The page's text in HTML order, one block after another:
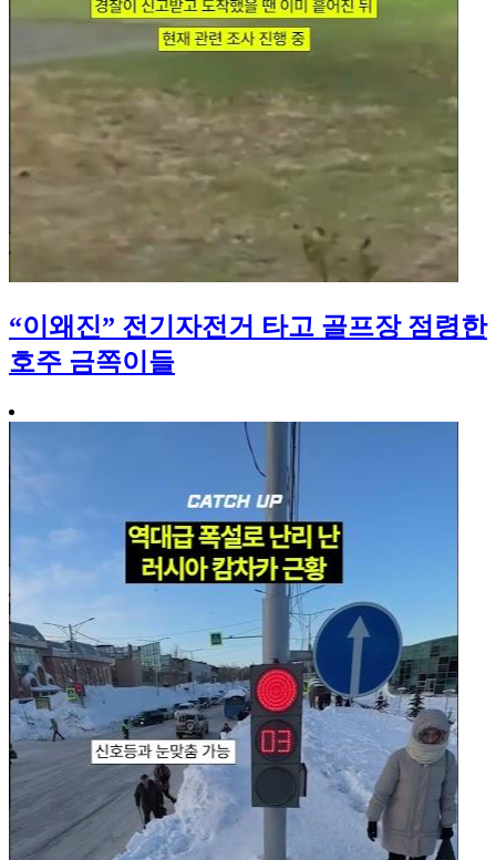
“이왜진” 전기자전거 타고 골프장 점령한
호주 금쪽이들